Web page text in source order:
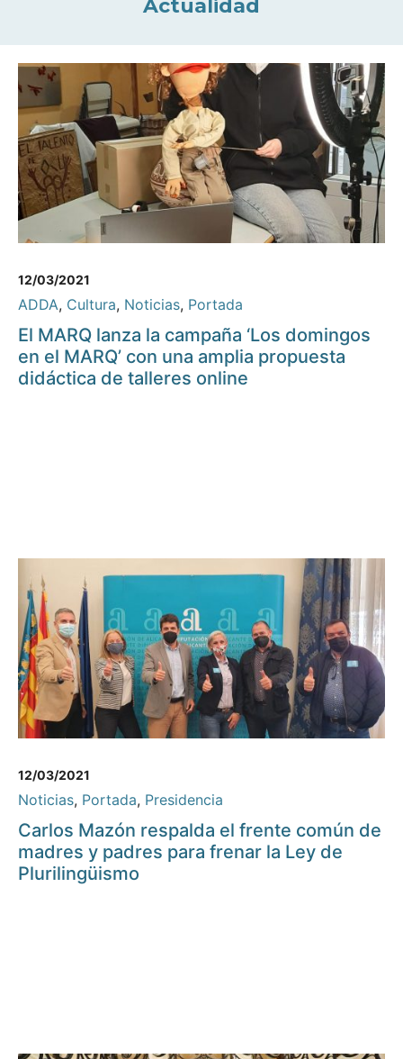
Actualidad
12/03/2021
ADDA, Cultura, Noticias, Portada
El MARQ lanza la campaña ‘Los domingos
en el MARQ’ con una amplia propuesta
didáctica de talleres online
12/03/2021
Noticias, Portada, Presidencia
Carlos Mazón respalda el frente común de
madres y padres para frenar la Ley de
Plurilingüismo